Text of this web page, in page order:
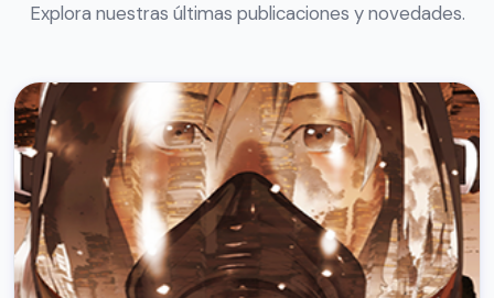
Explora nuestras últimas publicaciones y novedades.